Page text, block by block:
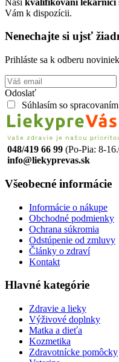
Vám k dispozícii.
Nenechajte si ujsť
Prihláste sa k odberu
Odoslať
Súhlasím so spracovaním
048/419 66 99 (Po-Pia: 8-
info@liekyprevas.sk
Všeobecné informácie
Informácie o nákupe
Obchodné podmienky
Ochrana súkromia
Odstúpenie od zmluvy
Články o zdraví
Kontakt
Hlavné kategórie
Zdravie a lieky
Výživové doplnky
Matka a dieťa
Kozmetika
Zdravotnícke pomôcky